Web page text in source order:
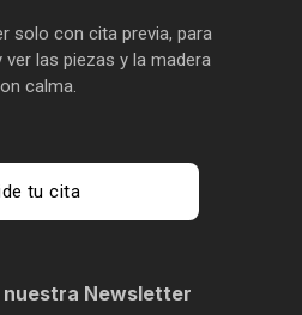
solo con cita previa, para
las piezas y la madera
calma.
tu cita
Newsletter